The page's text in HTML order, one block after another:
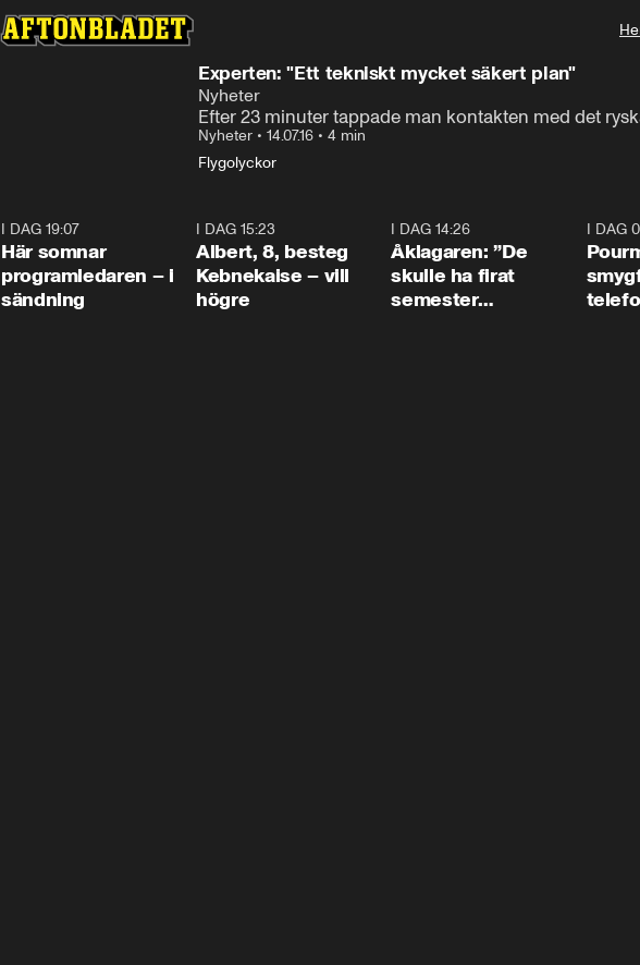
Experten: "Ett tekniskt mycket säkert plan"
Nyheter
Efter 23 minuter tappade man kontakten med det
Nyheter • 14.07.16 • 4 min
Flygolyckor
I DAG 19:07
Här somnar
programledaren – i
sändning
I DAG 15:23
Albert, 8, besteg
Kebnekaise – vill
högre
I DAG 14:26
Åklagaren: ”De
skulle ha firat
semester
I DAG